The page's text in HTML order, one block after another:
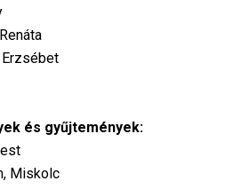
és gyűjtemények:
Miskolc